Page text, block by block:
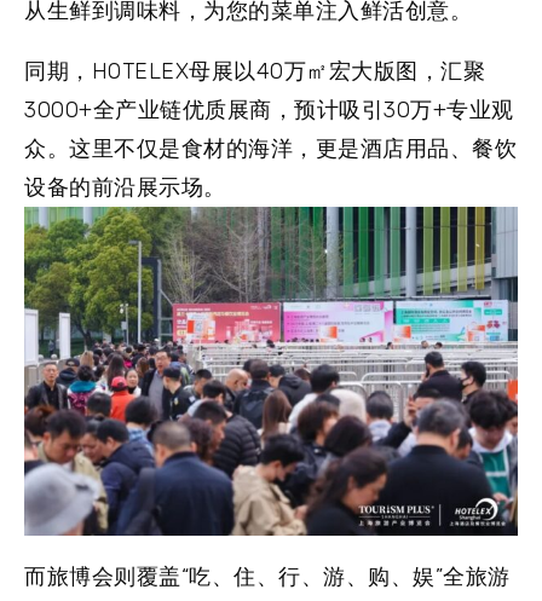
从生鲜到调味料，为您的菜单注入鲜活创意。
同期，HOTELEX母展以40万㎡宏大版图，汇聚
3000+全产业链优质展商，预计吸引30万+专业观
众。这里不仅是食材的海洋，更是酒店用品、餐饮
设备的前沿展示场。
而旅博会则覆盖“吃、住、行、游、购、娱”全旅游